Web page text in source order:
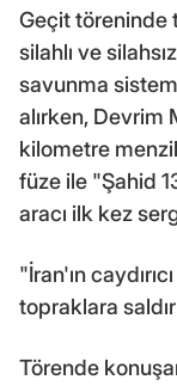
Geçit töreninde
silahlı ve
savunma
alırken, Devrim
kilometre
füze ile "Şahid
aracı ilk kez
"İran'ın
topraklara
Törende